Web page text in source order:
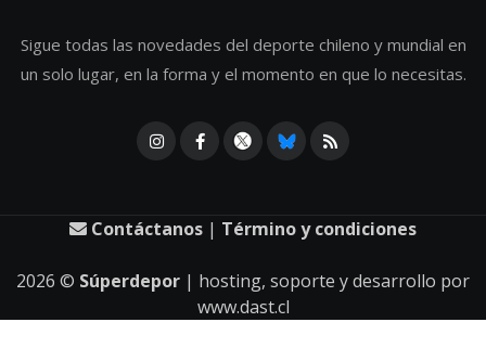
Sigue todas las novedades del deporte chileno y mundial en
un solo lugar, en la forma y el momento en que lo necesitas.
Contáctanos | Término y condiciones
2026 © Súperdepor | hosting, soporte y desarrollo por
www.dast.cl